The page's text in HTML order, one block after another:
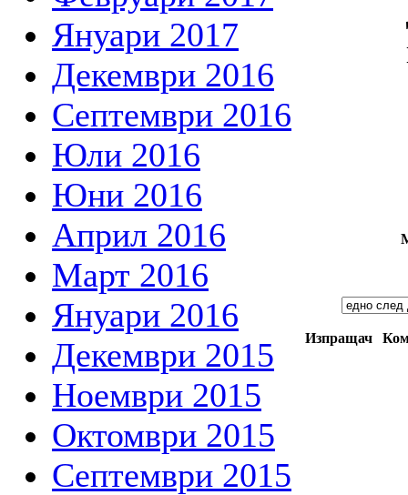
Януари 2017
Декември 2016
Септември 2016
Юли 2016
Юни 2016
Април 2016
Март 2016
Януари 2016
Декември 2015
Ноември 2015
Октомври 2015
Септември 2015
Изпращач